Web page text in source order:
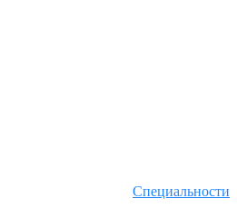
Специальности